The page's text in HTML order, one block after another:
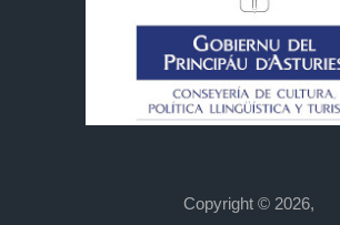
Copyright © 2026,